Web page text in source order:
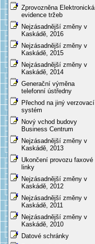
Zprovozněna Elektronická
evidence tržeb
Nejzásadnější změny v
Kaskádě, 2016
Nejzásadnější změny v
Kaskádě, 2015
Nejzásadnější změny v
Kaskádě, 2014
Generační výměna
telefonní ústředny
Přechod na jiný verzovací
systém
Nový vchod budovy
Business Centrum
Nejzásadnější změny v
Kaskádě, 2013
Ukončení provozu faxové
linky
Nejzásadnější změny v
Kaskádě, 2012
Nejzásadnější změny v
Kaskádě, 2011
Nejzásadnější změny v
Kaskádě, 2010
Datové schránky